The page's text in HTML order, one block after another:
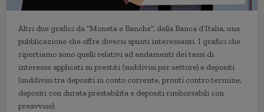
Altri due grafici da “Moneta e Banche”, della Banca d’Italia, una
pubblicazione che offre diversi spunti interessanti. I grafici che
riportiamo sono quelli relativi ad andamenti dei tassi di
interesse applicati su prestiti (suddivisi per settore) e depositi
(suddivisi tra depositi in conto corrente, pronti contro termine,
depositi con durata prestabilita e depositi rimborsabili con
preavviso).